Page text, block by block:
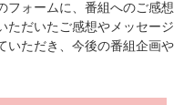
フォームに、番組へのご感想
ただいたご感想やメッセージ
いただき、今後の番組企画や